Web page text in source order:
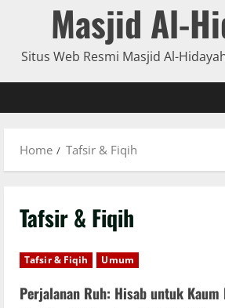
Masjid Al-
Situs Web Resmi Masjid Al-
Home Tafsir & Fiqih
Tafsir & Fiqih
Tafsir & Fiqih Umum
Perjalanan Ruh: Hisab untuk Kaum